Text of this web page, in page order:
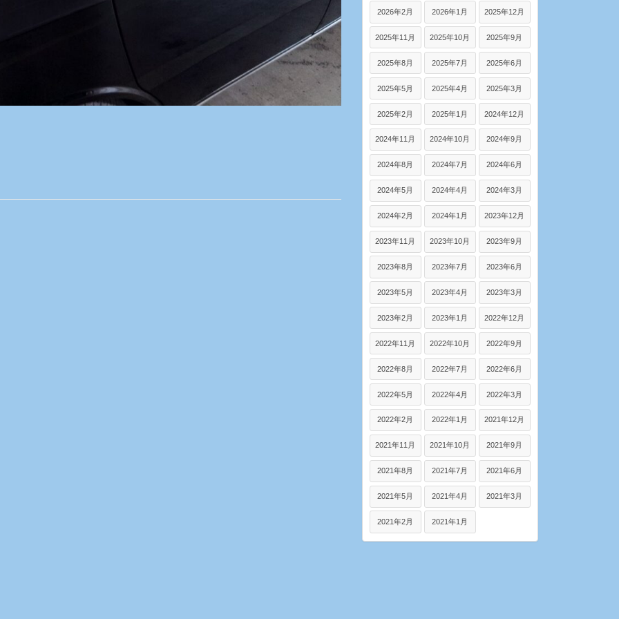
2026年2月 2026年1月 2025年12月
2025年11月 2025年10月 2025年9月
2025年8月 2025年7月 2025年6月
2025年5月 2025年4月 2025年3月
2025年2月 2025年1月 2024年12月
2024年11月 2024年10月 2024年9月
2024年8月 2024年7月 2024年6月
2024年5月 2024年4月 2024年3月
2024年2月 2024年1月 2023年12月
2023年11月 2023年10月 2023年9月
2023年8月 2023年7月 2023年6月
2023年5月 2023年4月 2023年3月
2023年2月 2023年1月 2022年12月
2022年11月 2022年10月 2022年9月
2022年8月 2022年7月 2022年6月
2022年5月 2022年4月 2022年3月
2022年2月 2022年1月 2021年12月
2021年11月 2021年10月 2021年9月
2021年8月 2021年7月 2021年6月
2021年5月 2021年4月 2021年3月
2021年2月 2021年1月